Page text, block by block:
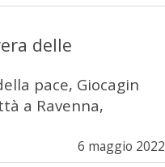
delle
pace, Giocagin
a Ravenna,
6 maggio 2022